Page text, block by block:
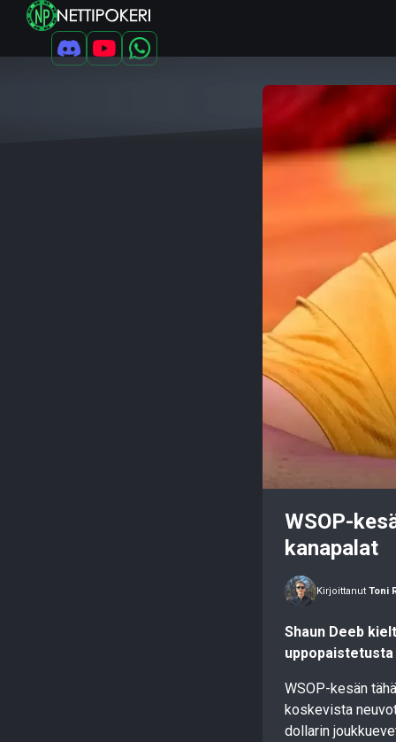
WSOP-
kanapalat
Kirjoittanut Toni
Shaun Deeb
uppopaistetusta
WSOP-kesän
koskevista
dollarin